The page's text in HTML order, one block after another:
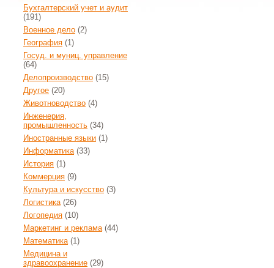
Бухгалтерский учет и аудит
(191)
Военное дело (2)
География (1)
Госуд. и муниц. управление
(64)
Делопроизводство (15)
Другое (20)
Животноводство (4)
Инженерия,
промышленность (34)
Иностранные языки (1)
Информатика(33)
История (1)
Коммерция (9)
Культура и искусство (3)
Логистика(26)
Логопедия (10)
Маркетинг и реклама(44)
Математика(1)
Медицина и
здравоохранение (29)